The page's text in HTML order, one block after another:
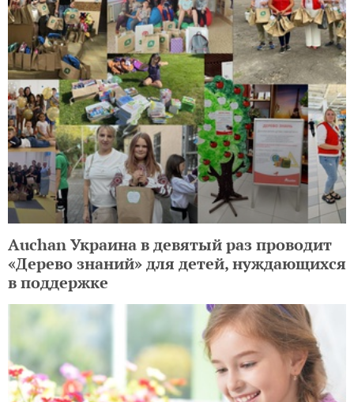
Auchan Украина в девятый раз проводит
«Дерево знаний» для детей, нуждающихся
в поддержке